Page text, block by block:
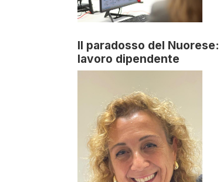
Il paradosso del
lavoro dipendente